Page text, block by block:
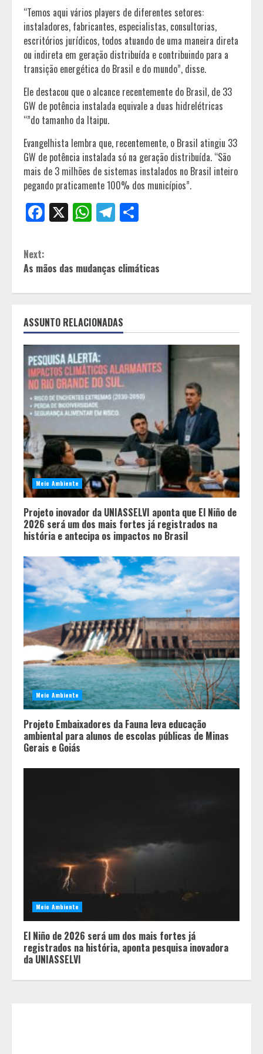
“Temos aqui vários players de diferentes setores:
instaladores, fabricantes, especialistas, consultorias,
escritórios jurídicos, todos atuando de uma maneira direta
ou indireta em geração distribuída e contribuindo para a
transição energética do Brasil e do mundo”, disse.
Ele destacou que o alcance recentemente do Brasil, de 33
GW de potência instalada equivale a duas hidrelétricas
“”do tamanho da Itaipu.
Evangelhista lembra que, recentemente, o Brasil atingiu 33
GW de potência instalada só na geração distribuída. “São
mais de 3 milhões de sistemas instalados no Brasil inteiro
pegando praticamente 100% dos municípios”.
Facebook
X WhatsApp
Telegram
Continue
Reading
Next:
As mãos das mudanças climáticas
ASSUNTO RELACIONADAS
Meio Ambiente
Projeto inovador da UNIASSELVI aponta que El Niño de
2026 será um dos mais fortes já registrados na
história e antecipa os impactos no Brasil
Meio Ambiente
Projeto Embaixadores da Fauna leva educação
ambiental para alunos de escolas públicas de Minas
Gerais e Goiás
Meio Ambiente
El Niño de 2026 será um dos mais fortes já
registrados na história, aponta pesquisa inovadora
da UNIASSELVI
Inadimplência de aluguel em Minas
Gerais registra alta e chega à
segunda maior taxa de 2026
Dia dos Pais: Promoções, brindes e
experiências especiais
movimentam os shoppings de Belo